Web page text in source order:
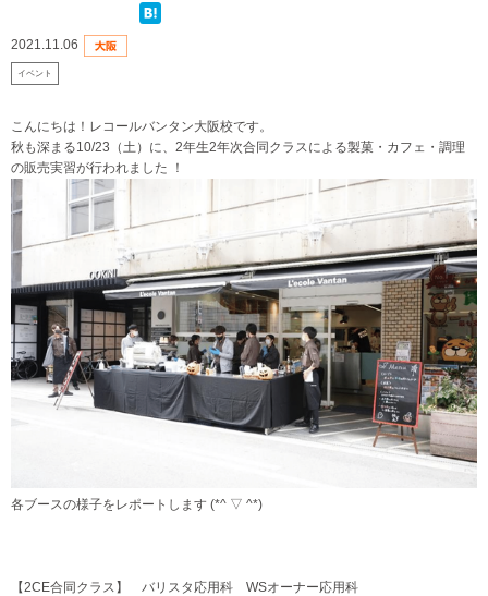
2021.11.06
イベント
こんにちは！レコールバンタン大阪校です。
秋も深まる10/23（土）に、2年生2年次合同クラスによる製菓・カフェ・調理
の販売実習が行われました ！
各ブースの様子をレポートします (*^ ▽ ^*)
【2CE合同クラス】 バリスタ応用科 WSオーナー応用科